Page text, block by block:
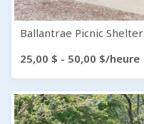
Ballantrae Picnic Shelter
25,00 $ - 50,00 $/heure